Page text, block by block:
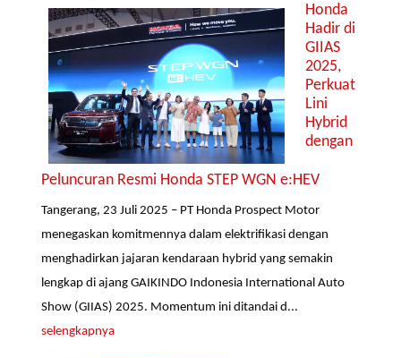
Honda
Hadir di
GIIAS
2025,
Perkuat
Lini
Hybrid
dengan
Peluncuran Resmi Honda STEP WGN e:HEV
Tangerang, 23 Juli 2025 – PT Honda Prospect Motor
menegaskan komitmennya dalam elektrifikasi dengan
menghadirkan jajaran kendaraan hybrid yang semakin
lengkap di ajang GAIKINDO Indonesia International Auto
Show (GIIAS) 2025. Momentum ini ditandai d...
selengkapnya